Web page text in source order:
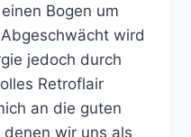
Bogen um
wird
jedoch durch
Retroflair
an die guten
wir uns als